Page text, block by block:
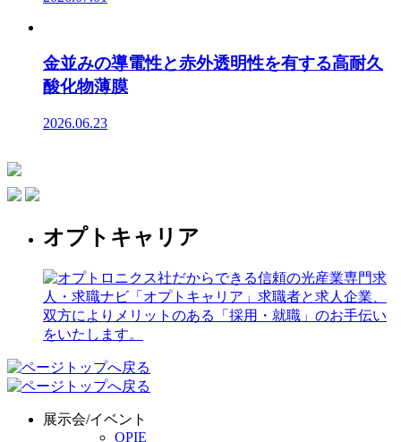
金並みの導電性と赤外透明性を有する高耐久
酸化物薄膜
2026.06.23
オプトキャリア
展示会/イベント
OPIE